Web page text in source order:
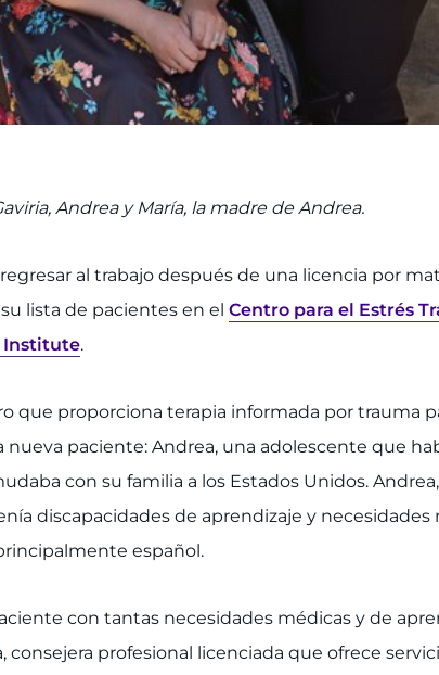
Andrea y María, la madre de Andrea.
al trabajo después de una licencia por
lista de pacientes en el Centro para el Estrés
Institute.
que proporciona terapia informada por trauma
paciente: Andrea, una adolescente que
con su familia a los Estados Unidos.
discapacidades de aprendizaje y necesidades
español.
con tantas necesidades médicas y de
consejera profesional licenciada que ofrece